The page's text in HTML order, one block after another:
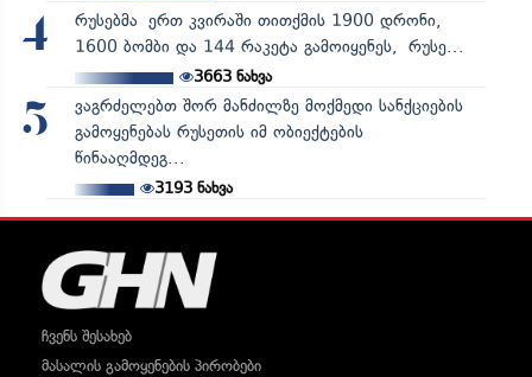
4
რუსებმა ერთ კვირაში თითქმის 1900 დრონი,
1600 ბომბი და 144 რაკეტა გამოიყენეს, რუსე...
3663ნახვა
5
ვაგრძელებთ შორ მანძილზე მოქმედი სანქციების
გამოყენებას რუსეთის იმ ობიექტების
წინააღმდეგ...
3193ნახვა
ჩვენს შესახებ
მასალის გამოყენების პირობები